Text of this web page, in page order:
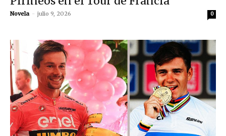
Novela - julio 9, 2026 0